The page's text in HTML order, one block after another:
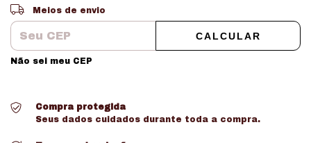
Entregas para o CEP:
Meios de envio
CALCULAR
Não sei meu CEP
Compra protegida
Seus dados cuidados durante toda a compra.